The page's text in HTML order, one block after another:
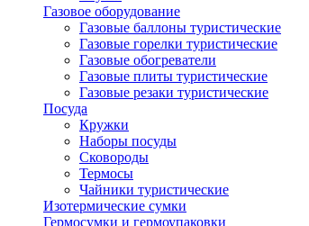
Газовое оборудование
Газовые баллоны туристические
Газовые горелки туристические
Газовые обогреватели
Газовые плиты туристические
Газовые резаки туристические
Посуда
Кружки
Наборы посуды
Сковороды
Термосы
Чайники туристические
Изотермические сумки
Гермосумки и гермоупаковки